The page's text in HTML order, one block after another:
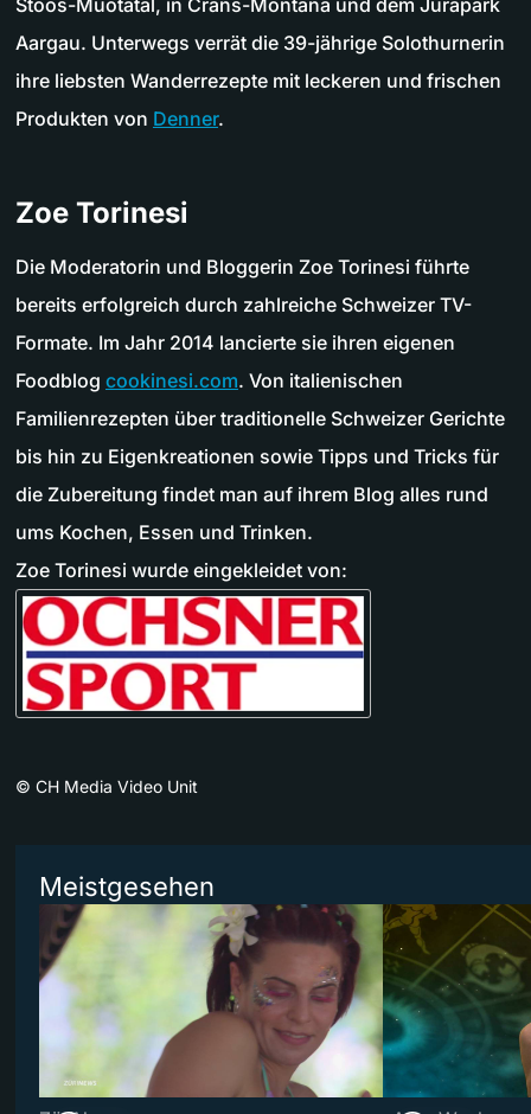
Aargau. Unterwegs verrät die 39-jährige Solothurnerin
ihre liebsten Wanderrezepte mit leckeren und frischen
Produkten von Denner.
Zoe Torinesi
Die Moderatorin und Bloggerin Zoe Torinesi führte
bereits erfolgreich durch zahlreiche Schweizer TV-
Formate. Im Jahr 2014 lancierte sie ihren eigenen
Foodblog cookinesi.com. Von italienischen
Familienrezepten über traditionelle Schweizer Gerichte
bis hin zu Eigenkreationen sowie Tipps und Tricks für
die Zubereitung findet man auf ihrem Blog alles rund
ums Kochen, Essen und Trinken.
Zoe Torinesi wurde eingekleidet von:
© CH Media Video Unit
Meistgesehen